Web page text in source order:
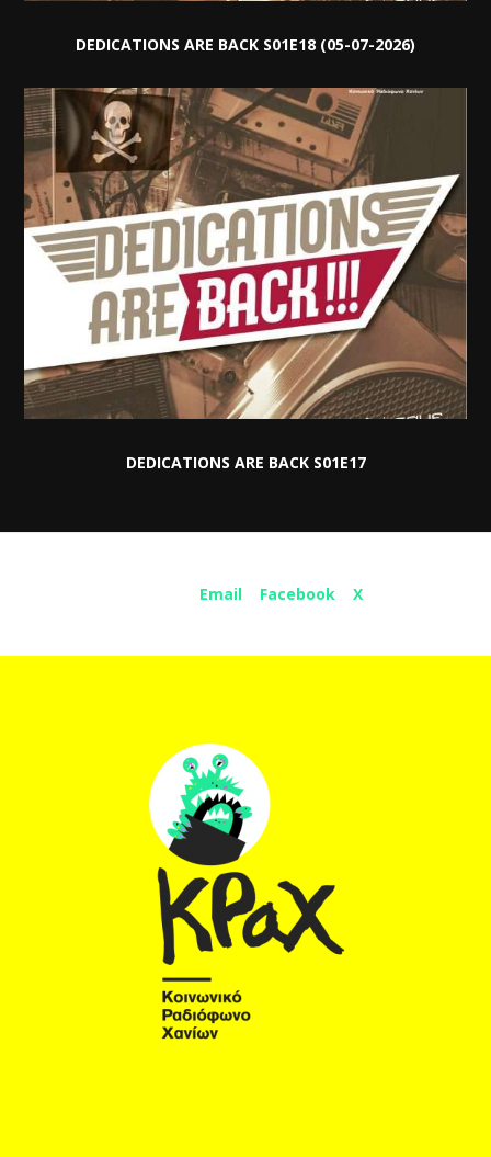
DEDICATIONS ARE BACK S01E18 (05-07-2026)
DEDICATIONS ARE BACK S01E17
Email Facebook X